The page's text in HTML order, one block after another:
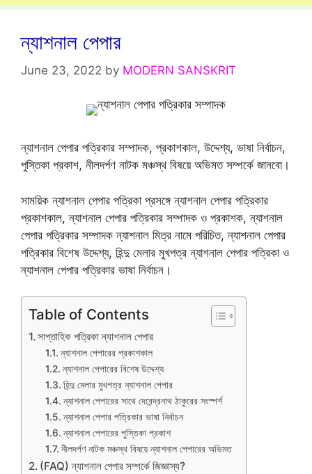
ন্যাশনাল পেপার
June 23, 2022 by MODERN SANSKRIT
ন্যাশনাল পেপার পত্রিকার সম্পাদক, প্রকাশকাল, উদ্দেশ্য, ভাষা নির্বাচন,
পুস্তিকা প্রকাশ, নীলদর্পণ নাটক মঞ্চস্থ বিষয়ে অভিমত সম্পর্কে জানবো।
সাময়িক ন্যাশনাল পেপার পত্রিকা প্রসঙ্গে ন্যাশনাল পেপার পত্রিকার
প্রকাশকাল, ন্যাশনাল পেপার পত্রিকার সম্পাদক ও প্রকাশক, ন্যাশনাল
পেপার পত্রিকার সম্পাদক ন্যাশনাল মিত্র নামে পরিচিত, ন্যাশনাল পেপার
পত্রিকার বিশেষ উদ্দেশ্য, হিন্দু মেলার মুখপত্র ন্যাশনাল পেপার পত্রিকা ও
ন্যাশনাল পেপার পত্রিকার ভাষা নির্বাচন।
Table of Contents
সাপ্তাহিক পত্রিকা ন্যাশনাল পেপার
ন্যাশনাল পেপারের প্রকাশকাল
ন্যাশনাল পেপারের বিশেষ উদ্দেশ্য
হিন্দু মেলার মুখপত্র ন্যাশনাল পেপার
ন্যাশনাল পেপারের সাথে দেবেন্দ্রনাথ ঠাকুরের সংস্পর্শ
ন্যাশনাল পেপার পত্রিকার ভাষা নির্বাচন
ন্যাশনাল পেপারের পুস্তিকা প্রকাশ
নীলদর্পণ নাটক মঞ্চস্থ বিষয়ে ন্যাশনাল পেপারের অভিমত
(FAQ) ন্যাশনাল পেপার সম্পর্কে জিজ্ঞাস্য?